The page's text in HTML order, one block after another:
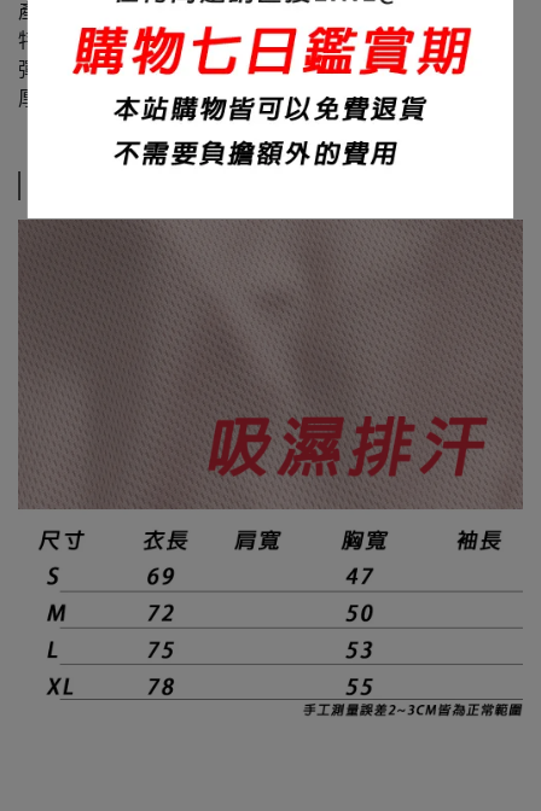
產地：台灣
特色：吸濕排汗、面料滑順
彈性：超彈
厚度：230碼重